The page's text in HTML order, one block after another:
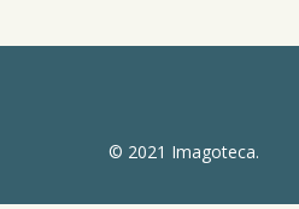
© 2021 Imagoteca.